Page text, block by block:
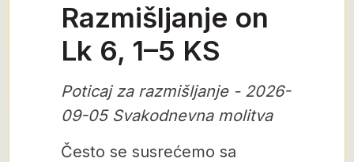
Razmišljanje on
Lk 6, 1–5 KS
Poticaj za razmišljanje - 2026-
09-05 Svakodnevna molitva
Često se susrećemo sa